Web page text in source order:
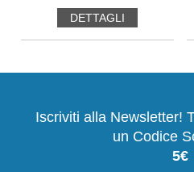
DETTAGLI
Iscriviti alla Newsletter!
un Codice
5€